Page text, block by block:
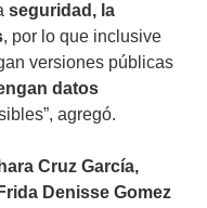
seguridad, la
, por lo que inclusive
versiones públicas
datos
agregó.
Cruz García,
Denisse Gomez